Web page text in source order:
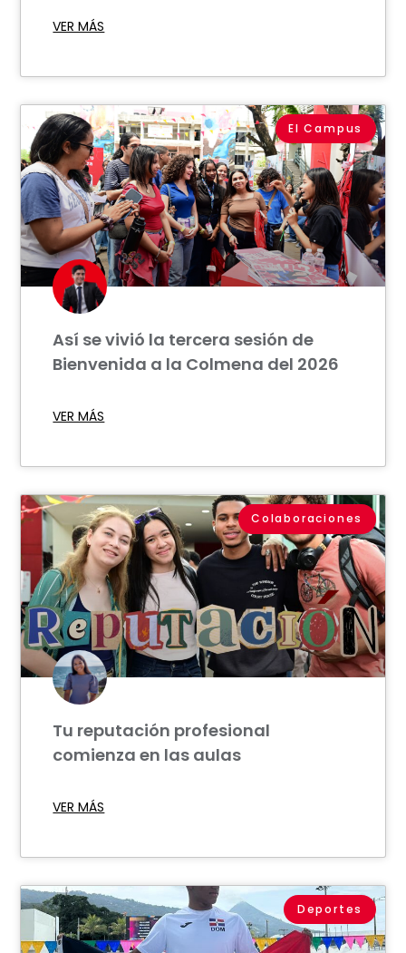
VER MÁS
El Campus
Así se vivió la tercera sesión de
Bienvenida a la Colmena del 2026
VER MÁS
Colaboraciones
Tu reputación profesional
comienza en las aulas
VER MÁS
Deportes